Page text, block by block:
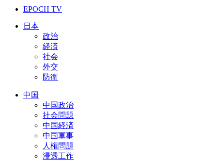
EPOCH TV
日本
政治
経済
社会
外交
防衛
中国
中国政治
社会問題
中国経済
中国軍事
人権問題
浸透工作